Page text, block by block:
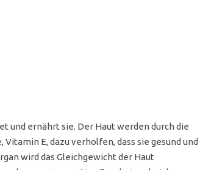
und ernährt sie. Der Haut werden durch die
E, dazu verholfen, dass sie gesund und
wird das Gleichgewicht der Haut